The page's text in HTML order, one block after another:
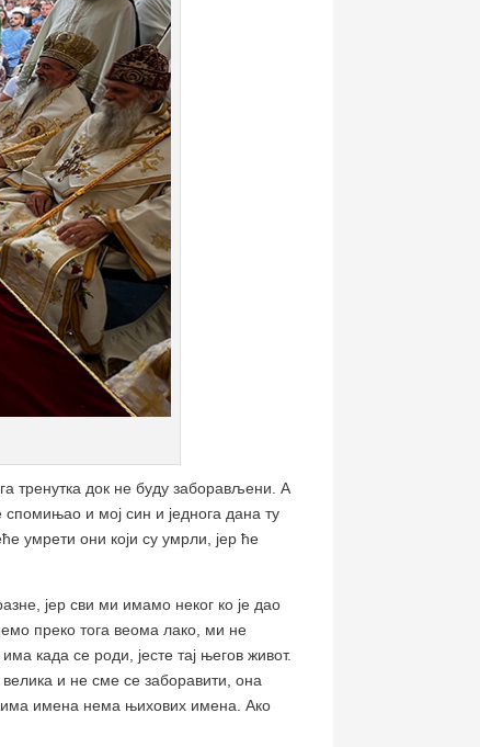
тренутка док не буду заборављени. А
и мој син и једнога дана ту
умрети они који су умрли, јер ће
јер сви ми имамо неког ко је дао
преко тога веома лако, ми не
када се роди, јесте тај његов живот.
и не сме се заборавити, она
имена нема њихових имена. Ако